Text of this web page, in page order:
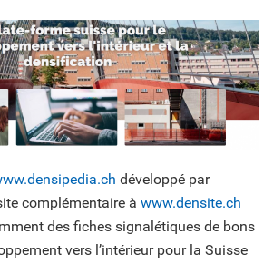
développé par
complémentaire à www.densite.ch
des fiches signalétiques de bons
vers l’intérieur pour la Suisse